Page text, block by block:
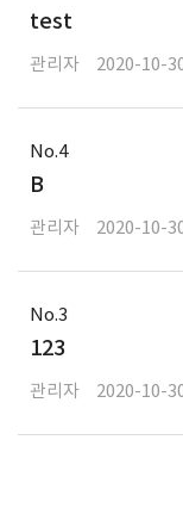
test
관리자 2020-10-
4
B
관리자 2020-10-
3
123
관리자 2020-10-